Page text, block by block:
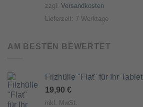
84,90 €79,00 €.
zzgl. Versandkosten
Lieferzeit: 7 Werktage
AM BESTEN BEWERTET
Filzhülle "Flat" für Ihr Tablet
19,90 €
inkl. MwSt.